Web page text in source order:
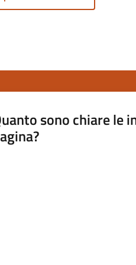
sono chiare le